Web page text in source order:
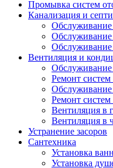
Промывка систем
Канализация и
Обслуживание
Вентиляция и
Обслуживание
Ремонт
Обслуживание
Ремонт
Вентиляция в
Вентиляция в
Устранение засоров
Сантехника
Установка
Установка